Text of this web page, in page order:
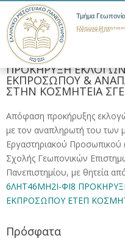
Τμήμα
Ελληνικό
Πανεπιστήμιο
ΠΡΟΚΗΡΥΞΗ
ΕΚΠΡΟΣΩΠΟΥ &
ΣΤΗΝ ΚΟΣΜΗΤΕΙΑ
Απόφαση προκήρυξης
με τον αναπληρωτή του των
Εργαστηριακού Προσωπικού
Σχολής Γεωπονικών
Πανεπιστημίου, με θητεία
6ΛΗΤ46ΜΗ2Ι-ΦΙ8
ΕΚΠΡΟΣΩΠΟΥ ΕΤΕΠ
Πρόσφατα